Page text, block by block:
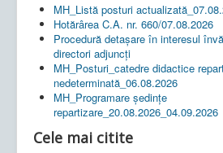
MH_Listă posturi
Hotărârea C.A. nr. 660/07.08.2026
Procedură detașare în interesul
directori adjuncți
MH_Posturi_catedre didactice
nedeterminată_06.08.2026
MH_Programare ședințe
repartizare_20.08.2026_04.09.2026
Cele mai citite